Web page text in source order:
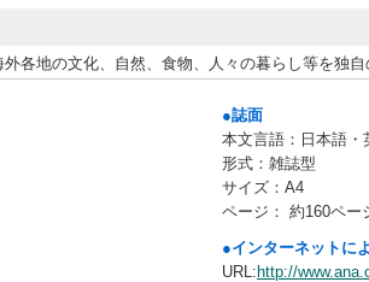
各地の文化、自然、食物、人々の暮らし等を独
●誌面
本文言語：日本語・
形式：雑誌型
サイズ：A4
ページ： 約160ペー
●インターネットに
URL: http://